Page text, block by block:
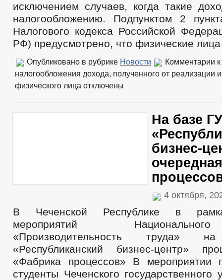
исключением случаев, когда такие
налогообложению. Подпунктом 2
Налогового кодекса Российской
РФ) предусмотрено, что физические
Опубликовано в рубрике Новости Комментарии
налогообложения дохода, полученного от реализации
физического лица отключены
На базе
бизнес-
4 октября,
В Чеченской Республике в
мероприятий
«Производительность
«Республиканский бизнес-центр»
«Фабрика процессов» В мероприятии
студенты Чеченского государственного